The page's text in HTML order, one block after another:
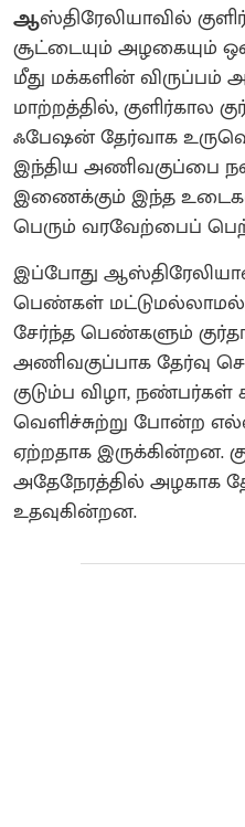
ஆஸ்திரேலியாவில்
சூட்டையும் அழகையும்
மீது மக்களின் விருப்பம்
மாற்றத்தில், குளிர்கால
ஃபேஷன் தேர்வாக
இந்திய அணிவகுப்பை
இணைக்கும் இந்த
பெரும் வரவேற்பைப்
இப்போது
பெண்கள்
சேர்ந்த பெண்களும்
அணிவகுப்பாக தேர்வு
குடும்ப விழா, நண்பர்கள்
வெளிச்சுற்று போன்ற
ஏற்றதாக இருக்கின்றன.
அதேநேரத்தில்
உதவுகின்றன.